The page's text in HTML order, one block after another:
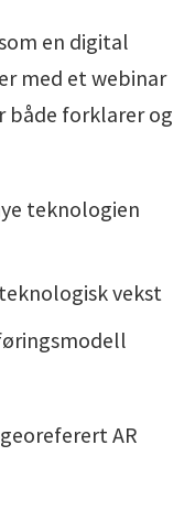
en digital
med et webinar
både forklarer og
teknologien
vekst
AR